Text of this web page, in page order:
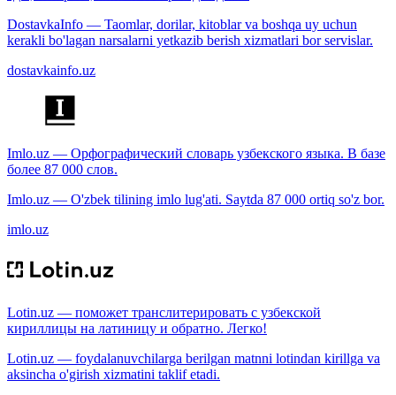
DostavkaInfo — Taomlar, dorilar, kitoblar va boshqa uy uchun
kerakli bo'lagan narsalarni yetkazib berish xizmatlari bor servislar.
dostavkainfo.uz
Imlo.uz — Орфографический словарь узбекского языка. В базе
более 87 000 слов.
Imlo.uz — O'zbek tilining imlo lug'ati. Saytda 87 000 ortiq so'z bor.
imlo.uz
Lotin.uz — поможет транслитерировать с узбекской
кириллицы на латиницу и обратно. Легко!
Lotin.uz — foydalanuvchilarga berilgan matnni lotindan kirillga va
aksincha o'girish xizmatini taklif etadi.